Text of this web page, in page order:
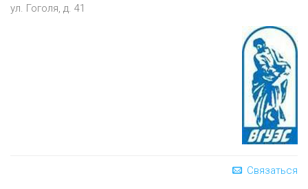
ул. Гоголя, д. 41
Связаться